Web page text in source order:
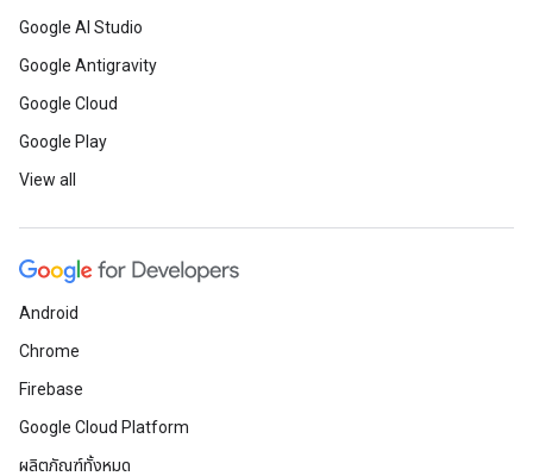
Google AI Studio
Google Antigravity
Google Cloud
Google Play
View all
Android
Chrome
Firebase
Google Cloud Platform
ผลิตภัณฑ์ทั้งหมด